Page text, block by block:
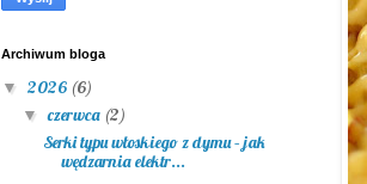
Archiwum bloga
▼ 2026 (6)
▼czerwca (2)
Serki typu włoskiego z dymu – jak
wędzarnia elektr...